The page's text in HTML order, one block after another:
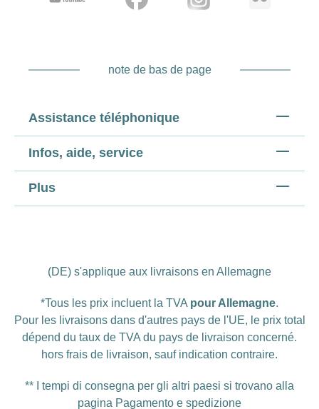
note de bas de page
Assistance téléphonique
Infos, aide, service
Plus
(DE) s'applique aux livraisons en Allemagne
*Tous les prix incluent la TVA pour Allemagne.
Pour les livraisons dans d'autres pays de l'UE, le prix total
dépend du taux de TVA du pays de livraison concerné.
hors frais de livraison, sauf indication contraire.
** I tempi di consegna per gli altri paesi si trovano alla
pagina Pagamento e spedizione